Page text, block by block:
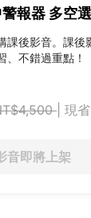
報器 多空
課後影音。課後
、不錯過重點！
| 現
音即將上架